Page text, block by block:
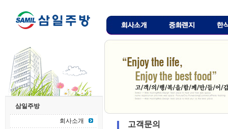
삼일주방
회사소개
고객문의